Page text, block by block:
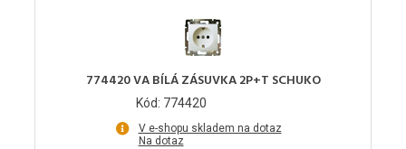
774420 VA BÍLÁ ZÁSUVKA 2P+T SCHUKO
Kód: 774420
V e-shopu skladem na dotaz
Na dotaz